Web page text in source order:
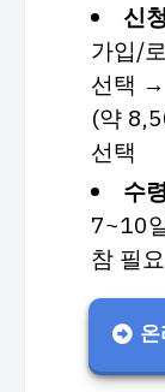
신
가입/
선택 →
(약
선택
수
7~10
참 필요